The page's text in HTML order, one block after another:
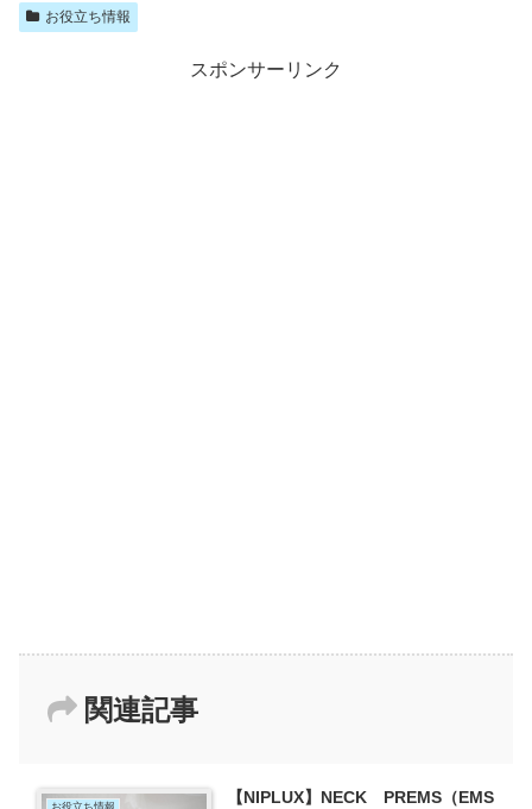
お役立ち情報
スポンサーリンク
関連記事
【NIPLUX】NECK PREMS（EMS